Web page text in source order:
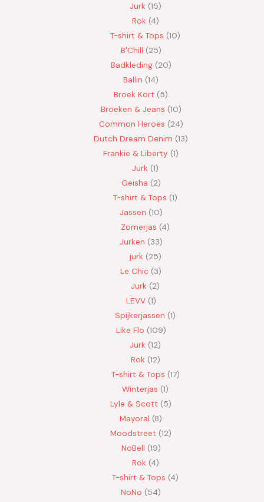
Jurk 15
Rok 4
T-shirt & Tops 10
B'Chill 25
Badkleding 20
Ballin 14
Broek Kort 5
Broeken & Jeans 10
Common Heroes 24
Dutch Dream Denim 13
Frankie & Liberty 1
Jurk 1
Geisha 2
T-shirt & Tops 1
Jassen 10
Zomerjas 4
Jurken 33
jurk 25
Le Chic 3
Jurk 2
LEVV 1
Spijkerjassen 1
Like Flo 109
Jurk 12
Rok 12
T-shirt & Tops 17
Winterjas 1
Lyle & Scott 5
Mayoral 8
Moodstreet 12
NoBell 19
Rok 4
T-shirt & Tops 4
NoNo 54